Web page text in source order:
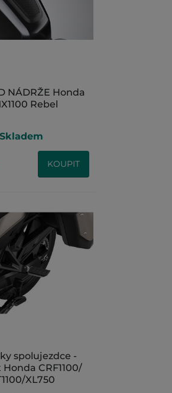
NÁDRŽE Honda
Rebel
Skladem
KOUPIT
spolujezdce -
CRF1100/
XL750